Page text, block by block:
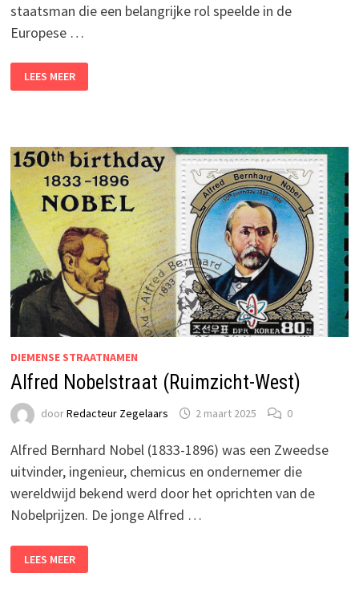
staatsman die een belangrijke rol speelde in de
Europese …
ARISTIDE
BRIANDSTRAAT
(RUIMZICHT-
LEES MEER
DIEMENSE STRAATNAMEN
Alfred Nobelstraat (Ruimzicht-West)
doorRedacteur Zegelaars 2 maart 2025 0
Alfred Bernhard Nobel (1833-1896) was een Zweedse
uitvinder, ingenieur, chemicus en ondernemer die
wereldwijd bekend werd door het oprichten van de
Nobelprijzen. De jonge Alfred …
NOBELSTRAAT
(RUIMZICHT-
LEES MEER